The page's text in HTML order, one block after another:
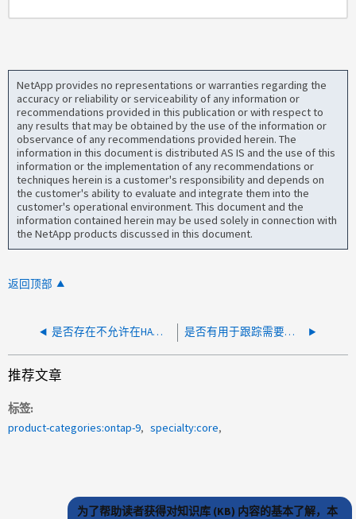
NetApp provides no representations or warranties regarding the
accuracy or reliability or serviceability of any information or
recommendations provided in this publication or with respect to
any results that may be obtained by the use of the information or
observance of any recommendations provided herein. The
information in this document is distributed AS IS and the use of this
information or the implementation of any recommendations or
techniques herein is a customer's responsibility and depends on
the customer's ability to evaluate and integrate them into the
customer's operational environment. This document and the
information contained herein may be used solely in connection with
the NetApp products discussed in this document.
返回顶部
是否存在不允许在HA节点上同时处理电池学习周期的限制？ 是否有用于跟踪需要更换的磁盘问题的汇总 SNMP 陷阱列表？
推荐文章
标签
product-categories:ontap-9
specialty:core
为了帮助读者获得对知识库 (KB) 内容的基本了解，本